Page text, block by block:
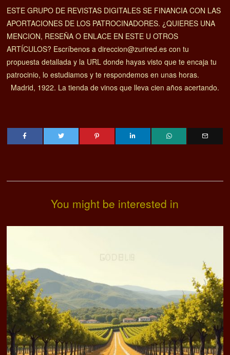
ESTE GRUPO DE REVISTAS DIGITALES SE FINANCIA CON LAS
APORTACIONES DE LOS PATROCINADORES. ¿QUIERES UNA
MENCION, RESEÑA O ENLACE EN ESTE U OTROS
ARTÍCULOS? Escríbenos a direccion@zurired.es con tu
propuesta detallada y la URL donde hayas visto que te encaja tu
patrocinio, lo estudiamos y te respondemos en unas horas.
Madrid, 1922. La tienda de vinos que lleva cien años acertando.
You might be interested in